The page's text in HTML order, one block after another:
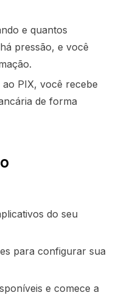
e quantos
pressão, e você
ao PIX, você recebe
de forma
do seu
para configurar sua
e comece a